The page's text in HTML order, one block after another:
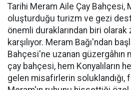
Tarihi Meram Aile Çay Bahçesi,
oluşturduğu turizm ve gezi
önemli duraklarından biri
karşılıyor. Meram Bağı'ndan
Bahçesi'ne uzanan güzergâhın
çay bahçesi, hem Konyalıların
gelen misafirlerin